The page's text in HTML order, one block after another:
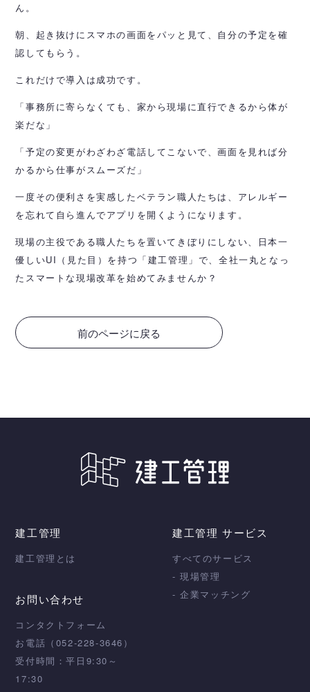
ん。
朝、起き抜けにスマホの画面をパッと見て、自分の予定を確
認してもらう。
これだけで導入は成功です。
「事務所に寄らなくても、家から現場に直行できるから体が
楽だな」
「予定の変更がわざわざ電話してこないで、画面を見れば分
かるから仕事がスムーズだ」
一度その便利さを実感したベテラン職人たちは、アレルギー
を忘れて自ら進んでアプリを開くようになります。
現場の主役である職人たちを置いてきぼりにしない、日本一
優しいUI（見た目）を持つ「建工管理」で、全社一丸となっ
たスマートな現場改革を始めてみませんか？
前のページに戻る
建工管理
建工管理とは
お問い合わせ
コンタクトフォーム
お電話（052-228-3646）
受付時間：平日9:30～
17:30
建工管理 サービス
すべてのサービス
- 現場管理
- 企業マッチング